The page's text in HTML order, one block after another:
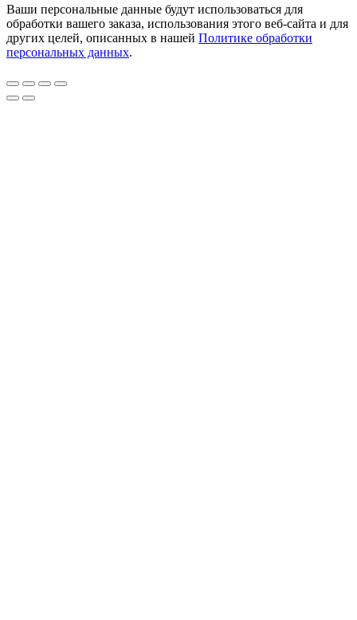
Ваши персональные данные будут использоваться для
обработки вашего заказа, использования этого веб-сайта и для
других целей, описанных в нашей Политике обработки
персональных данных.